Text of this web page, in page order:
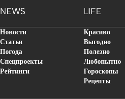
NEWS LIFE
Новости
Статьи
Погода
Спецпроекты
Рейтинги
Красиво
Выгодно
Полезно
Любопытно
Гороскопы
Рецепты